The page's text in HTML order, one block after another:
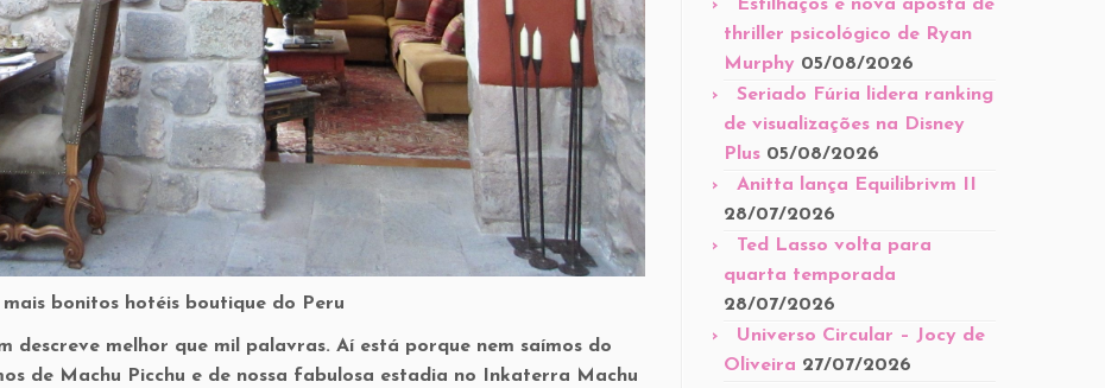
bonitos hotéis boutique do Peru
melhor que mil palavras. Aí está porque nem saímos do
de Machu Picchu e de nossa fabulosa estadia no Inkaterra Machu
Estilhaços é nova aposta de
thriller psicológico de Ryan
Murphy 05/08/2026
Seriado Fúria lidera ranking
de visualizações na Disney
Plus 05/08/2026
Anitta lança Equilibrivm II
28/07/2026
Ted Lasso volta para
quarta temporada
28/07/2026
Universo Circular – Jocy de
Oliveira 27/07/2026